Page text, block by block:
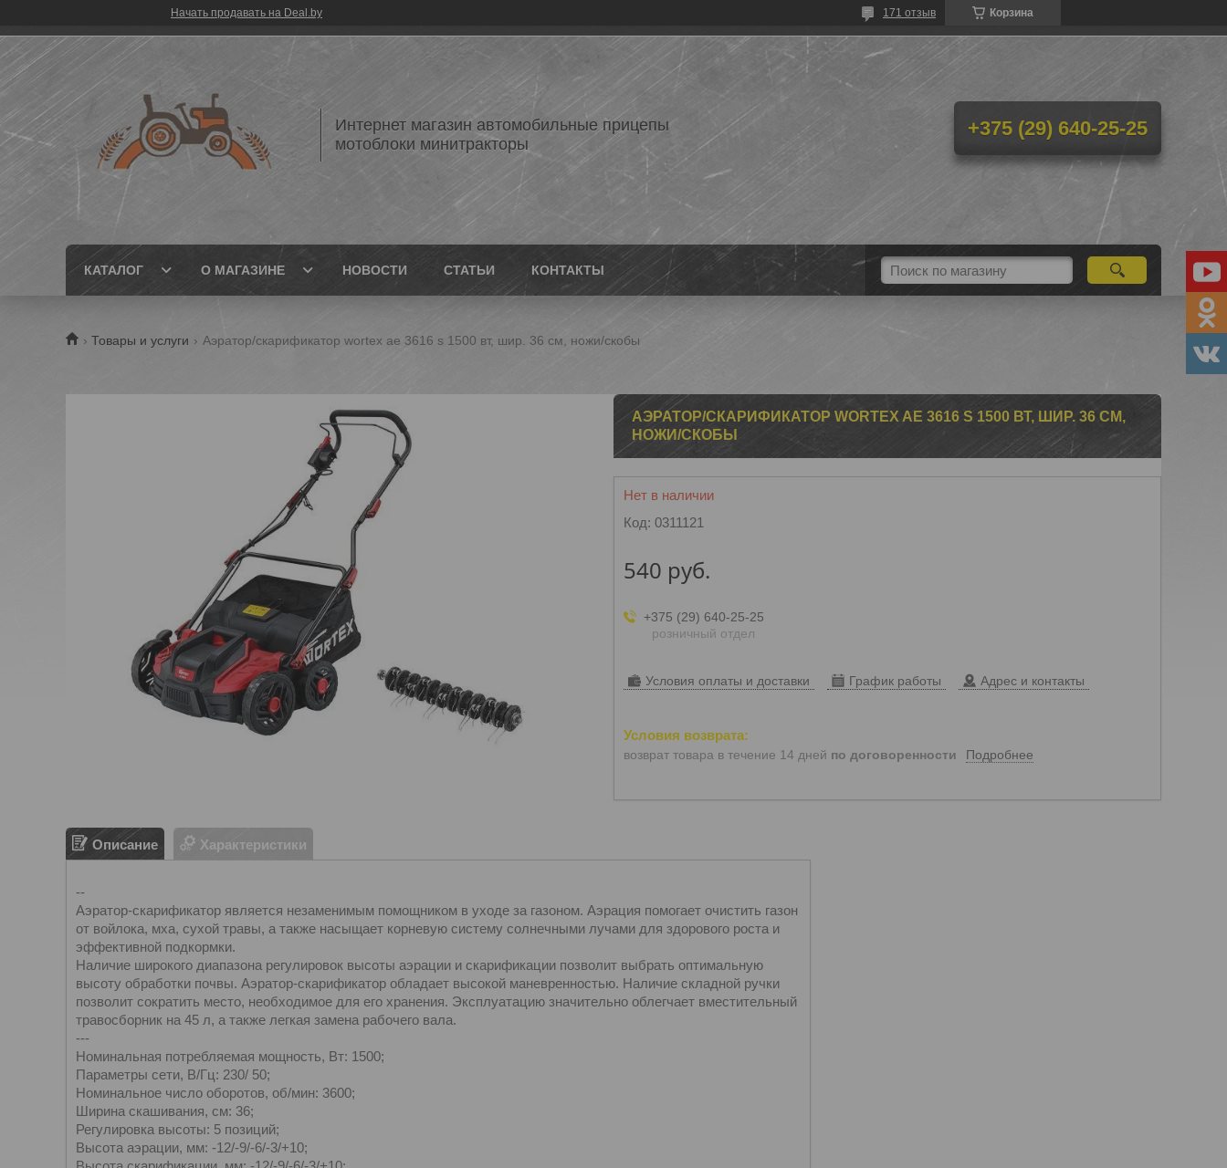
Начать продавать на Deal.by Корзина
171 отзыв
Интернет магазин автомобильные прицепы
мотоблоки минитракторы
+375 (29) 640-25-25
КАТАЛОГ О МАГАЗИНЕ НОВОСТИ СТАТЬИ КОНТАКТЫ
Товары и услуги Аэратор/скарификатор wortex ae 3616 s 1500 вт, шир. 36 см, ножи/скобы
АЭРАТОР/СКАРИФИКАТОР WORTEX AE 3616 S 1500 ВТ, ШИР. 36 СМ,
НОЖИ/СКОБЫ
Нет в наличии
Код: 0311121
540 руб.
+375 (29) 640-25-25
розничный отдел
Условия оплаты и доставки График работы Адрес и контакты
возврат товара в течение 14 дней по договоренности Подробнее
Описание Характеристики
--
Аэратор-скарификатор является незаменимым помощником в уходе за газоном. Аэрация помогает очистить газон
от войлока, мха, сухой травы, а также насыщает корневую систему солнечными лучами для здорового роста и
эффективной подкормки.
Наличие широкого диапазона регулировок высоты аэрации и скарификации позволит выбрать оптимальную
высоту обработки почвы. Аэратор-скарификатор обладает высокой маневренностью. Наличие складной ручки
позволит сократить место, необходимое для его хранения. Эксплуатацию значительно облегчает вместительный
травосборник на 45 л, а также легкая замена рабочего вала.
---
Номинальная потребляемая мощность, Вт: 1500;
Параметры сети, В/Гц: 230/ 50;
Номинальное число оборотов, об/мин: 3600;
Ширина скашивания, см: 36;
Регулировка высоты: 5 позиций;
Высота аэрации, мм: -12/-9/-6/-3/+10;